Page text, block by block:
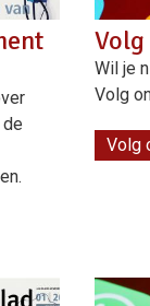
Wil je
Volg
Volg